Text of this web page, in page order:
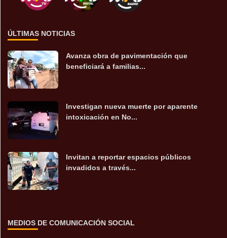
ÚLTIMAS NOTICIAS
Avanza obra de pavimentación que
beneficiará a familias...
Investigan nueva muerte por aparente
intoxicación en No...
Invitan a reportar espacios públicos
invadidos a través...
MEDIOS DE COMUNICACIÓN SOCIAL